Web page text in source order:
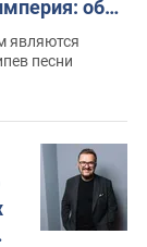
об
в школе
являются
песни